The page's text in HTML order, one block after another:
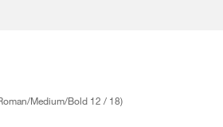
Medium/Bold 12 / 18)